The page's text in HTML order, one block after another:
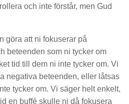
och inte förstår, men Gud
göra att ni fokuserar på
beteenden som ni tycker om
tid till dem ni inte tycker om. Vi
negativa beteenden, eller låtsas
tycker om. Vi säger helt enkelt,
en buffé skulle ni då fokusera